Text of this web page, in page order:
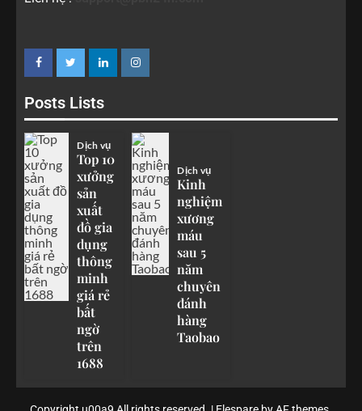
Posts Lists
Dịch vụ
Top 10
xưởng
sản
xuất
đồ gia
dụng
thông
minh
giá rẻ
bất
ngờ
trên
1688
Dịch vụ
Kinh
nghiệm
xương
máu
sau 5
năm
chuyên
đánh
hàng
Taobao